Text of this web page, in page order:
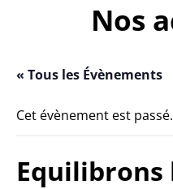
Nos
« Tous les Évènements
Cet évènement est passé.
Equilibrons